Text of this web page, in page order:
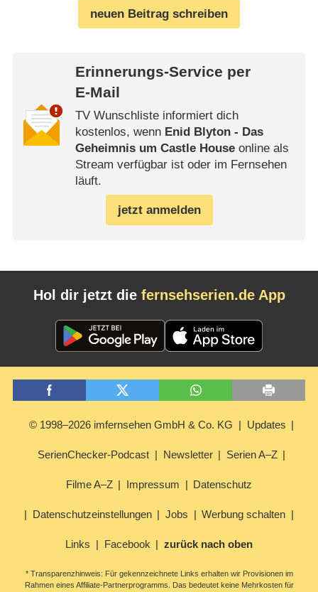
neuen Beitrag schreiben
Erinnerungs-Service per
E-Mail
TV Wunschliste informiert dich
kostenlos, wenn Enid Blyton - Das
Geheimnis um Castle Houseonline als
Stream verfügbar ist oder im Fernsehen
läuft.
jetzt anmelden
Hol dir jetzt die fernsehserien.de App
© 1998–2026 imfernsehen GmbH & Co. KG Updates
SerienChecker-Podcast Newsletter Serien A–Z
Filme A–Z Impressum Datenschutz
Datenschutzeinstellungen Jobs Werbung schalten
Links Facebook zurück nach oben
* Transparenzhinweis: Für gekennzeichnete Links erhalten wir Provisionen im
Rahmen eines Affiliate-Partnerprogramms. Das bedeutet keine Mehrkosten für